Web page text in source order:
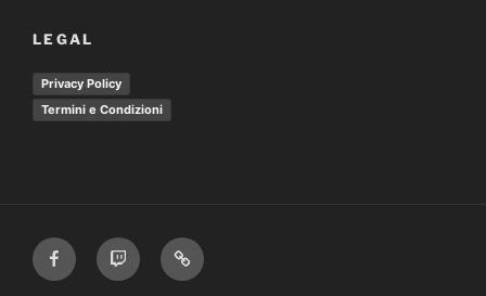
LEGAL
Privacy Policy
Termini e Condizioni
FacebookTwitch TikTol